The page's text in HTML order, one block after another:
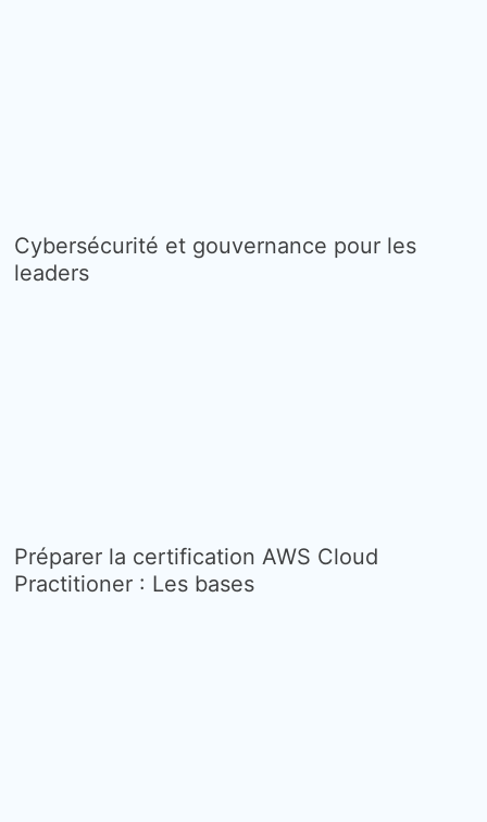
Cybersécurité et gouvernance pour les
leaders
Préparer la certification AWS Cloud
Practitioner : Les bases